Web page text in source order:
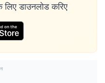
डाउनलोड करिए